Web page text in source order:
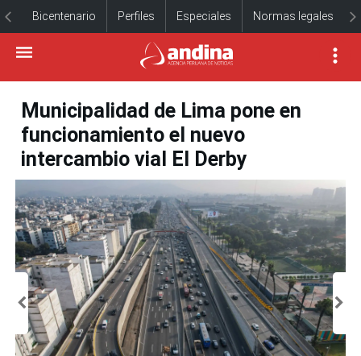
Bicentenario Perfiles Especiales Normas legales
Municipalidad de Lima pone en
funcionamiento el nuevo
intercambio vial El Derby